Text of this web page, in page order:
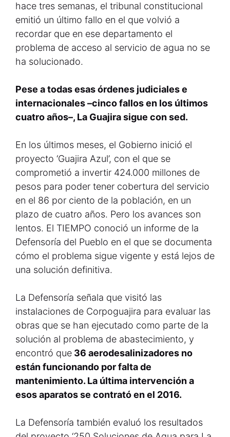
hace tres semanas, el tribunal constitucional
emitió un último fallo en el que volvió a
recordar que en ese departamento el
problema de acceso al servicio de agua no se
ha solucionado.
Pese a todas esas órdenes judiciales e
internacionales –cinco fallos en los últimos
cuatro años–, La Guajira sigue con sed.
En los últimos meses, el Gobierno inició el
proyecto ‘Guajira Azul’, con el que se
comprometió a invertir 424.000 millones de
pesos para poder tener cobertura del servicio
en el 86 por ciento de la población, en un
plazo de cuatro años. Pero los avances son
lentos. El TIEMPO conoció un informe de la
Defensoría del Pueblo en el que se documenta
cómo el problema sigue vigente y está lejos de
una solución definitiva.
La Defensoría señala que visitó las
instalaciones de Corpoguajira para evaluar las
obras que se han ejecutado como parte de la
solución al problema de abastecimiento, y
encontró que 36 aerodesalinizadores no
están funcionando por falta de
mantenimiento. La última intervención a
esos aparatos se contrató en el 2016.
La Defensoría también evaluó los resultados